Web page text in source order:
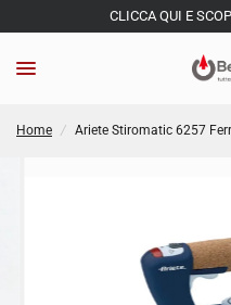
CLICCA QUI E
Home / Ariete Stiromatic 6257